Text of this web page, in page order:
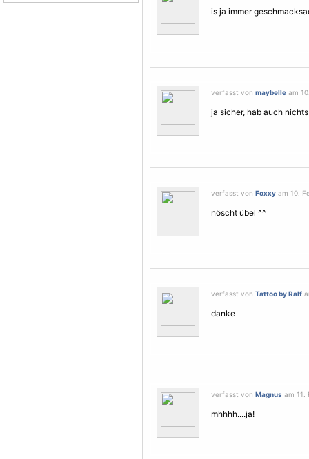
is ja immer
verfasst von maybelle am
ja sicher, hab auch
verfasst von Foxxy am 10.
nöscht übel ^^
verfasst von Tattoo by Ralf
danke
verfasst von Magnus am 11.
mhhhh....ja!